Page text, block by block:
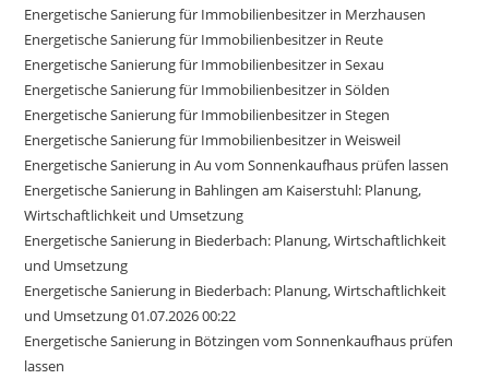
Energetische Sanierung für Immobilienbesitzer in Merzhausen
Energetische Sanierung für Immobilienbesitzer in Reute
Energetische Sanierung für Immobilienbesitzer in Sexau
Energetische Sanierung für Immobilienbesitzer in Sölden
Energetische Sanierung für Immobilienbesitzer in Stegen
Energetische Sanierung für Immobilienbesitzer in Weisweil
Energetische Sanierung in Au vom Sonnenkaufhaus prüfen lassen
Energetische Sanierung in Bahlingen am Kaiserstuhl: Planung,
Wirtschaftlichkeit und Umsetzung
Energetische Sanierung in Biederbach: Planung, Wirtschaftlichkeit
und Umsetzung
Energetische Sanierung in Biederbach: Planung, Wirtschaftlichkeit
und Umsetzung 01.07.2026 00:22
Energetische Sanierung in Bötzingen vom Sonnenkaufhaus prüfen
lassen